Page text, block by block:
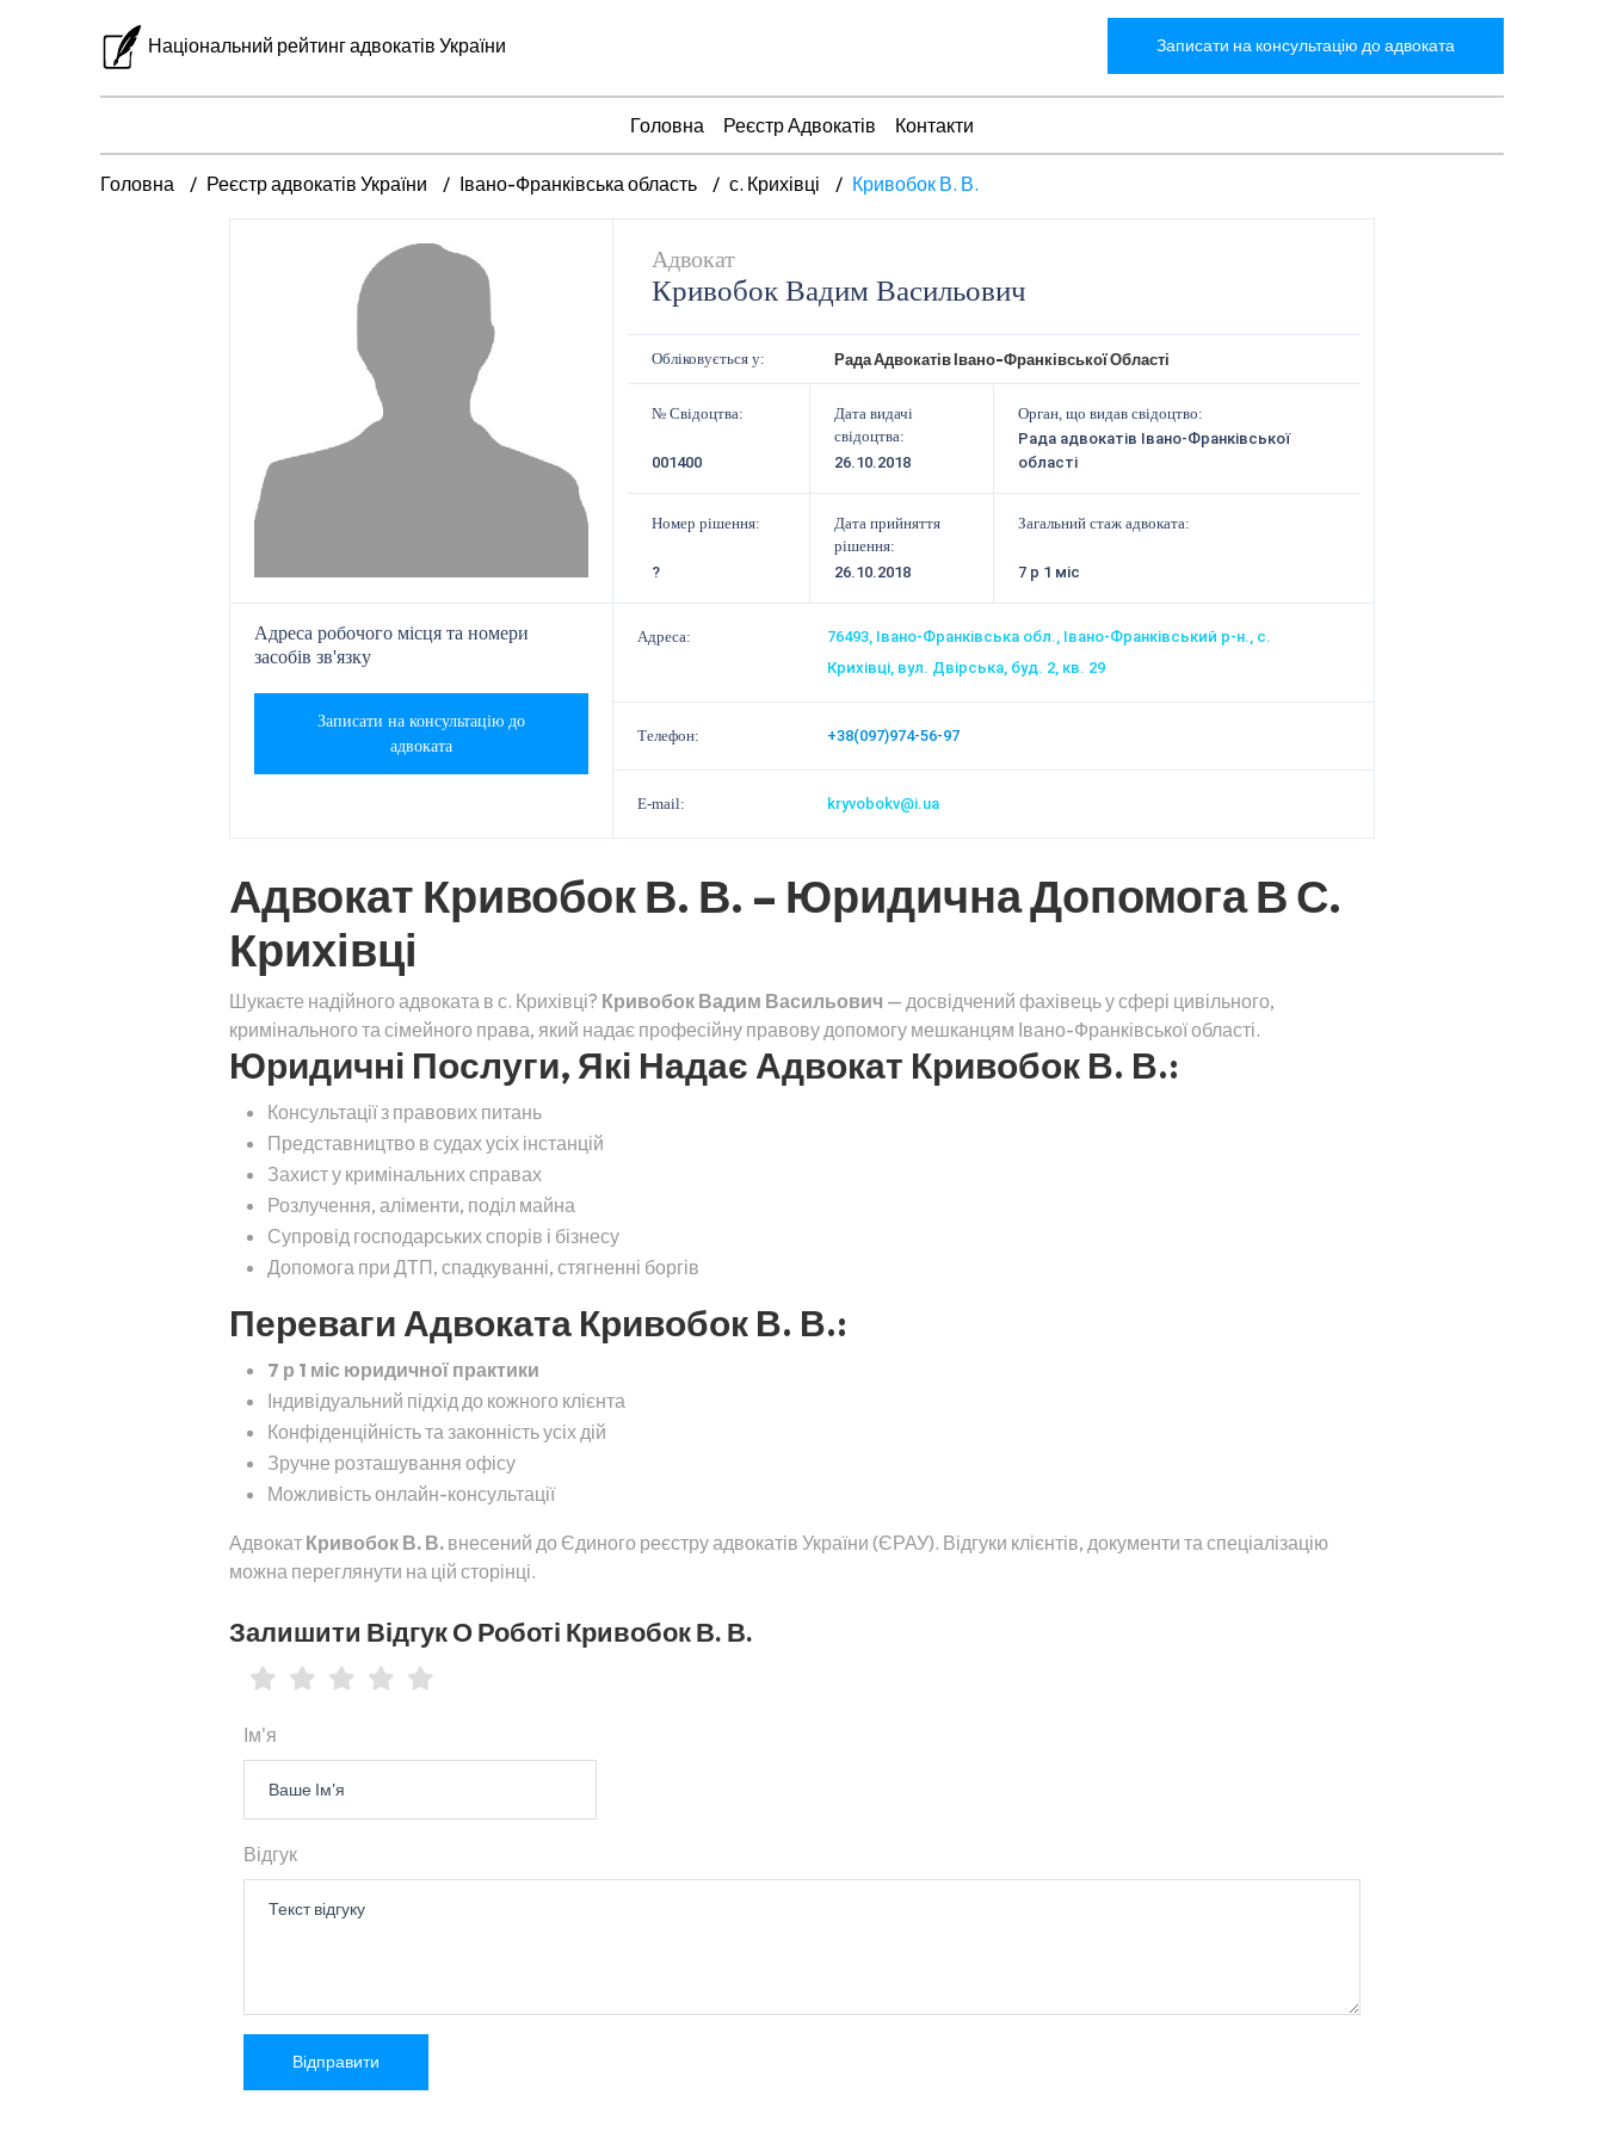
Національний рейтинг адвокатів України Записати на консультацію до адвоката
Головна Реєстр Адвокатів Контакти
Головна Реєстр адвокатів України Івано-Франківська область с. Крихівці Кривобок В. В.
Адвокат
Кривобок Вадим Васильович
Обліковується у: Рада Адвокатів Івано-Франківської Області
№ Свідоцтва:
001400
Дата видачі
свідоцтва:
26.10.2018
Орган, що видав свідоцтво:
Рада адвокатів Івано-Франківської
області
Номер рішення:
?
Дата прийняття
рішення:
26.10.2018
Загальний стаж адвоката:
7 р 1 міс
Адреса робочого місця та номери
засобів зв'язку
Записати на консультацію до
адвоката
Адреса:
76493, Івано-Франківська обл., Івано-Франківський р-н., с.
Крихівці, вул. Двірська, буд. 2, кв. 29
Телефон: +38(097)974-56-97
E-mail: kryvobokv@i.ua
Адвокат Кривобок В. В. – Юридична Допомога В С.
Крихівці
Шукаєте надійного адвоката в с. Крихівці? Кривобок Вадим Васильович — досвідчений фахівець у сфері цивільного,
кримінального та сімейного права, який надає професійну правову допомогу мешканцям Івано-Франківської області.
Юридичні Послуги, Які Надає Адвокат Кривобок В. В.:
Консультації з правових питань
Представництво в судах усіх інстанцій
Захист у кримінальних справах
Розлучення, аліменти, поділ майна
Супровід господарських спорів і бізнесу
Допомога при ДТП, спадкуванні, стягненні боргів
Переваги Адвоката Кривобок В. В.:
7 р 1 міс юридичної практики
Індивідуальний підхід до кожного клієнта
Конфіденційність та законність усіх дій
Зручне розташування офісу
Можливість онлайн-консультації
Адвокат Кривобок В. В. внесений до Єдиного реєстру адвокатів України (ЄРАУ). Відгуки клієнтів, документи та спеціалізацію
можна переглянути на цій сторінці.
Залишити Відгук О Роботі Кривобок В. В.
Ім'я
Відгук